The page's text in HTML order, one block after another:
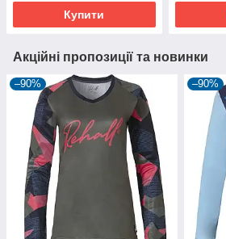
Купити
Акційні пропозиції та новинки
–90% –90%